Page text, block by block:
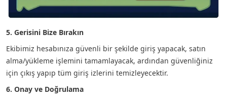
5. Gerisini Bize Bırakın
Ekibimiz hesabınıza güvenli bir şekilde giriş yapacak, satın
alma/yükleme işlemini tamamlayacak, ardından güvenliğiniz
için çıkış yapıp tüm giriş izlerini temizleyecektir.
6. Onay ve Doğrulama